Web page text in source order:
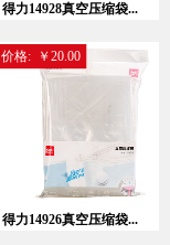
得力14928真空压缩袋...
得力14926真空压缩袋...
价格: ￥20.00